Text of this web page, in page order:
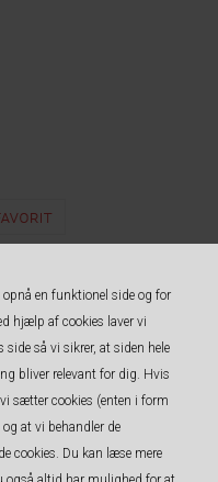
en funktionel side og for
hjælp af cookies laver vi
side så vi sikrer, at siden hele
bliver relevant for dig. Hvis
sætter cookies (enten i form
at vi behandler de
cookies. Du kan læse mere
i følgende